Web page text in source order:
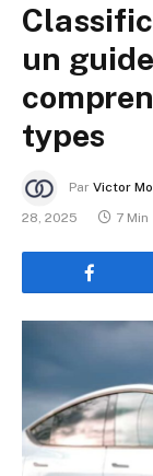
un
types
Par Victor
28, 2025
7 Min